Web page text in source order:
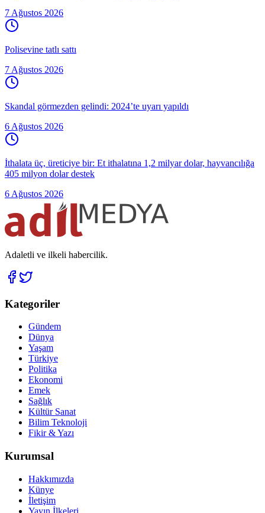
7 Ağustos 2026
Polisevine tatlı sattı
7 Ağustos 2026
Skandal görmezden gelindi: 2024’te uyarı yapıldı
6 Ağustos 2026
İthalata üç, üreticiye bir: Et ithalatına 1,2 milyar dolar, hayvancılığa
405 milyon dolar destek
6 Ağustos 2026
Adaletli ve ilkeli habercilik.
Kategoriler
Gündem
Dünya
Yaşam
Türkiye
Politika
Ekonomi
Emek
Sağlık
Kültür Sanat
Bilim Teknoloji
Fikir & Yazı
Kurumsal
Hakkımızda
Künye
İletişim
Yayın İlkeleri